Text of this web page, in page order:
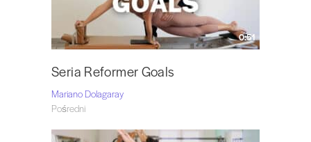
0:51
Seria Reformer Goals
Mariano Dolagaray
Pośredni